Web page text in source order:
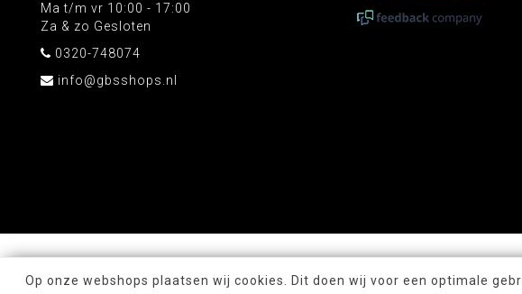
Ma t/m vr 10:00 - 17:00
Za & zo Gesloten
0320-748074
info@gbsshops.nl
Op onze webshops plaatsen wij cookies. Dit doen wij voor een optimale